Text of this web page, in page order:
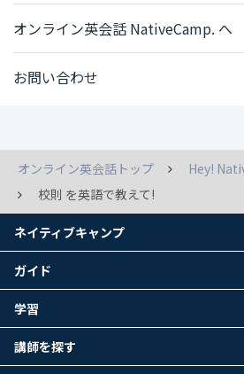
オンライン英会話 NativeCamp. へ
お問い合わせ
オンライン英会話トップ
Hey!
校則 を英語で教えて!
ネイティブキャンプ
ガイド
学習
講師を探す